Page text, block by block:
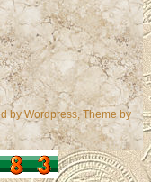
byWordpress , Theme by